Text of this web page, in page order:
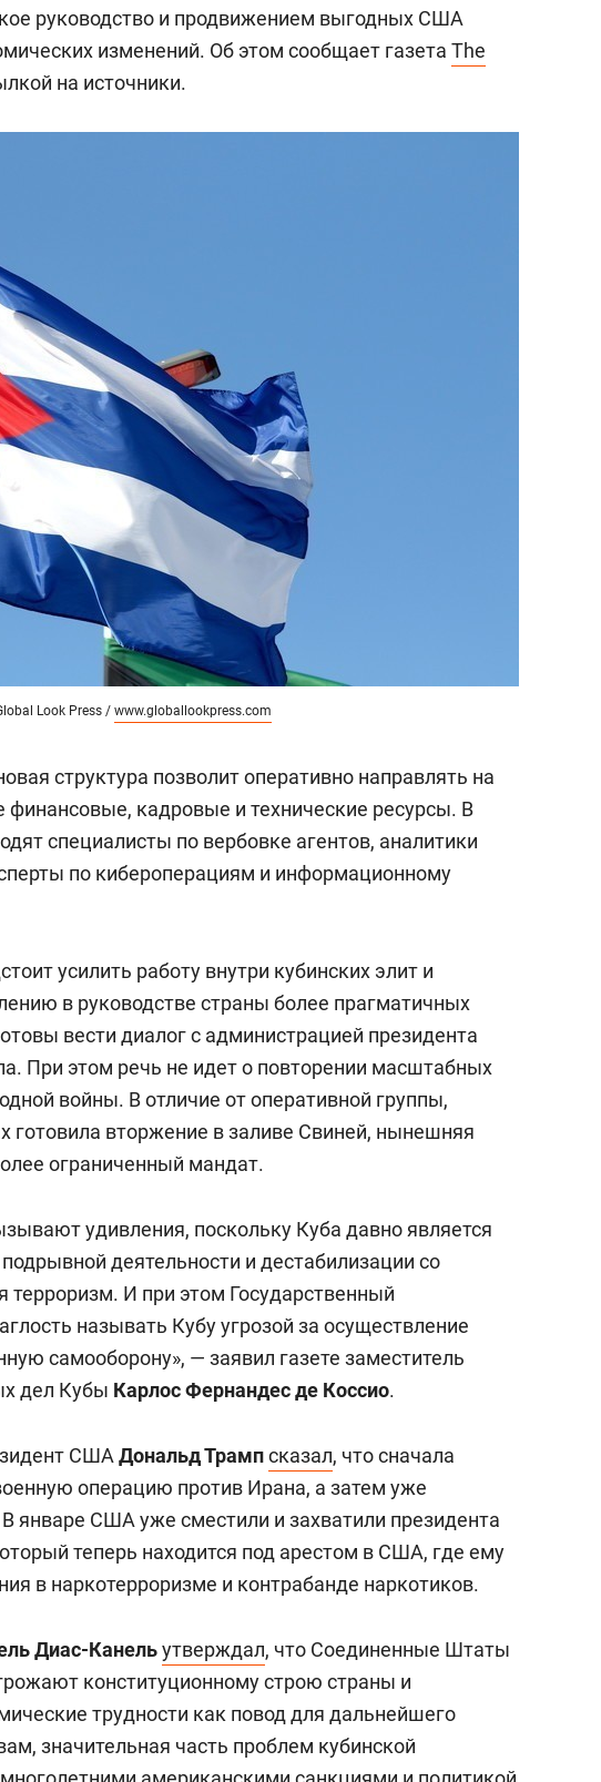
руководство и продвижением выгодных США
изменений. Об этом сообщает газета The
на источники.
Look Press / www.globallookpress.com
структура позволит оперативно направлять на
финансовые, кадровые и технические ресурсы. В
специалисты по вербовке агентов, аналитики
по кибероперациям и информационному
усилить работу внутри кубинских элит и
в руководстве страны более прагматичных
вести диалог с администрацией президента
При этом речь не идет о повторении масштабных
войны. В отличие от оперативной группы,
готовила вторжение в заливе Свиней, нынешняя
ограниченный мандат.
удивления, поскольку Куба давно является
деятельности и дестабилизации со
терроризм. И при этом Государственный
называть Кубу угрозой за осуществление
самооборону», — заявил газете заместитель
дел Кубы Карлос Фернандес де Коссио.
СШАДональд Трампсказал, что сначала
операцию против Ирана, а затем уже
январе США уже сместили и захватили президента
теперь находится под арестом в США, где ему
в наркотерроризме и контрабанде наркотиков.
Диас-Канельутверждал, что Соединенные Штаты
конституционному строю страны и
трудности как повод для дальнейшего
значительная часть проблем кубинской